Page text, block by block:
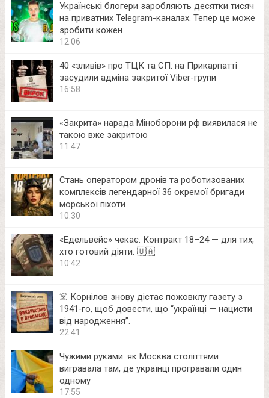
Українські блогери заробляють десятки тисяч
на приватних Telegram-каналах. Тепер це може
зробити кожен
12:06
40 «зливів» про ТЦК та СП: на Прикарпатті
засудили адміна закритої Viber-групи
16:58
«Закрита» нарада Міноборони рф виявилася не
такою вже закритою
11:47
Стань оператором дронів та роботизованих
комплексів легендарної 36 окремої бригади
морської піхоти
10:30
«Едельвейс» чекає. Контракт 18–24 — для тих,
хто готовий діяти. 🇺🇦
10:42
☠️ Корнілов знову дістає пожовклу газету з
1941‑го, щоб довести, що “українці — нацисти
від народження”.
22:41
Чужими руками: як Москва століттями
вигравала там, де українці програвали один
одному
17:55